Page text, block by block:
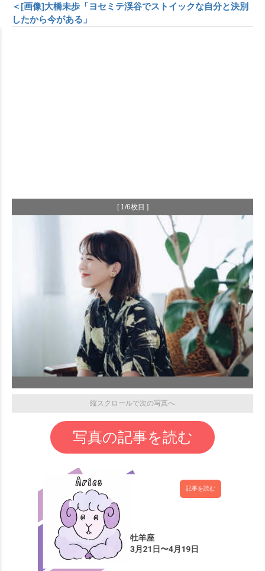
＜[画像]大橋未歩「ヨセミテ渓谷でストイックな自分と決別
したから今がある」
[ 1/6枚目 ]
縦スクロールで次の写真へ
写真の記事を読む
記事を読む